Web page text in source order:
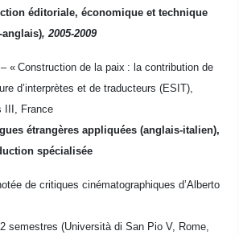
éditoriale, économique et technique
anglais), 2005-2009
« Construction de la paix : la contribution de
d’interprètes et de traducteurs (ESIT),
III, France
étrangères appliquées (anglais-italien),
spécialisée
de critiques cinématographiques d’Alberto
semestres (Università di San Pio V, Rome,